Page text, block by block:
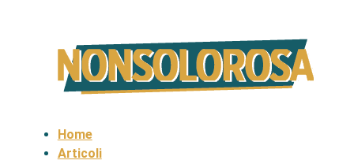
Home
Articoli